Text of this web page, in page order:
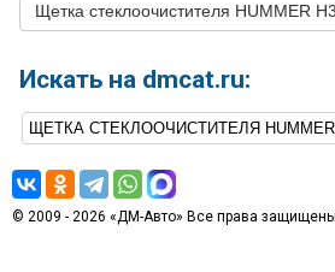
Щетка стеклоочистителя HUMMER H3
Искать на dmcat.ru:
ЩЕТКА СТЕКЛООЧИСТИТЕЛЯ HUMMER
© 2009 - 2026 «ДМ-Авто» Все права защищены